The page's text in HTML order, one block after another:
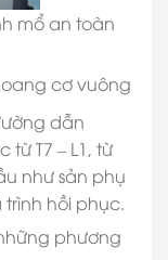
mổ an toàn
cơ vuông
dẫn
T7 – L1, từ
như sản phụ
hồi phục.
những phương